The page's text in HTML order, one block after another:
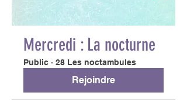
Mercredi : La nocturne
Public · 28 Les noctambules
Rejoindre